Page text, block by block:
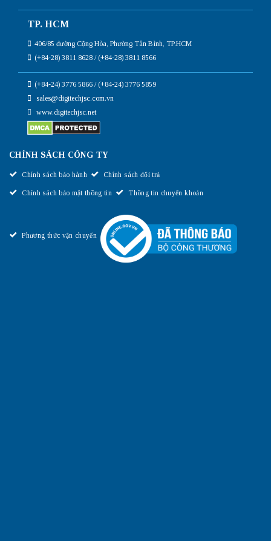
TP. HCM
406/85 đường Cộng Hòa, Phường Tân Bình, TP.HCM
(+84-28) 3811 8628 / (+84-28) 3811 8566
(+84-24) 3776 5866 / (+84-24) 3776 5859
sales@digitechjsc.com.vn
www.digitechjsc.net
CHÍNH SÁCH CÔNG TY
Chính sách bảo hành Chính sách đổi trả
Chính sách bảo mật thông tin Thông tin chuyển khoản
Phương thức vận chuyển